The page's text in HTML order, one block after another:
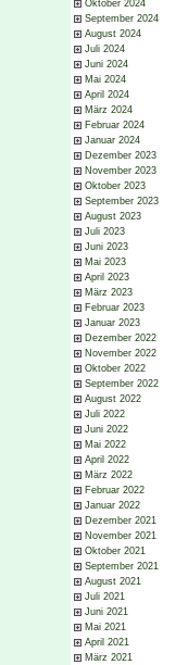
Oktober 2024
September 2024
August 2024
Juli 2024
Juni 2024
Mai 2024
April 2024
März 2024
Februar 2024
Januar 2024
Dezember 2023
November 2023
Oktober 2023
September 2023
August 2023
Juli 2023
Juni 2023
Mai 2023
April 2023
März 2023
Februar 2023
Januar 2023
Dezember 2022
November 2022
Oktober 2022
September 2022
August 2022
Juli 2022
Juni 2022
Mai 2022
April 2022
März 2022
Februar 2022
Januar 2022
Dezember 2021
November 2021
Oktober 2021
September 2021
August 2021
Juli 2021
Juni 2021
Mai 2021
April 2021
März 2021